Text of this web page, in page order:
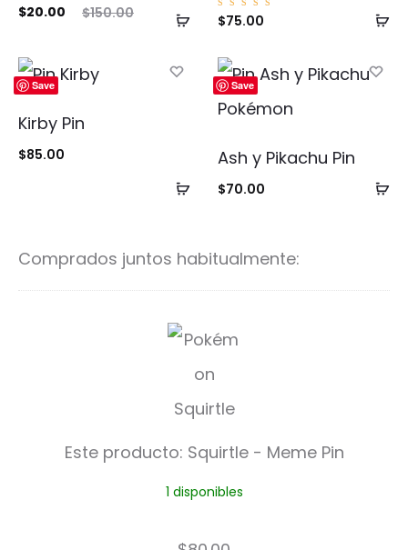
Añadir
carrito
$150.00
El
original
era:
$150.00.
$20.00
es:
Valorad
o con
$75.00
Save
Añadir
Kirby Pin
$85.00
Save
Ash y Pikachu Pin
$70.00
Comprados juntos habitualmente:
S
q
u
r
t
l
Este producto: Squirtle - Meme Pin
1 disponibles